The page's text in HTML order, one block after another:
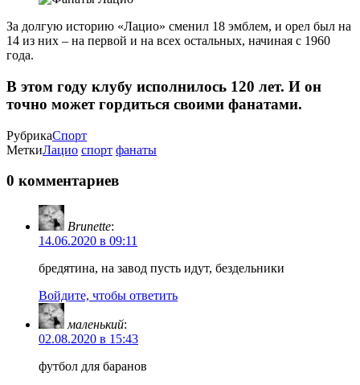
За долгую историю «Лацио» сменил 18 эмблем, и орел был на
14 из них – на первой и на всех остальных, начиная с 1960
года.
В этом году клубу исполнилось 120 лет. И он
точно может гордиться своими фанатами.
РубрикаСпорт
МеткиЛацио спорт фанаты
0 комментариев
Brunette:
14.06.2020 в 09:11
бредятина, на завод пусть идут, бездельники
Войдите, чтобы ответить
маленький:
02.08.2020 в 15:43
футбол для баранов